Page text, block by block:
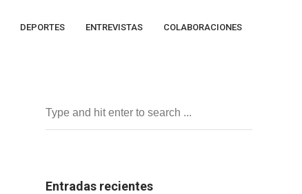
DEPORTES ENTREVISTAS COLABORACIONES
Entradas recientes